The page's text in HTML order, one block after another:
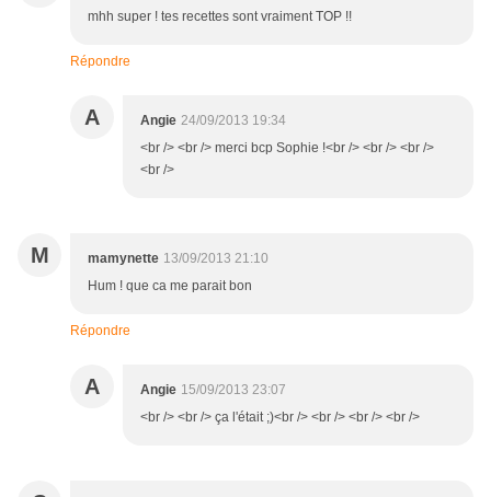
mhh super ! tes recettes sont vraiment TOP !!
Répondre
A Angie 24/09/2013 19:34
<br /> <br /> merci bcp Sophie !<br /> <br /> <br />
<br />
M mamynette 13/09/2013 21:10
Hum ! que ca me parait bon
Répondre
A Angie 15/09/2013 23:07
<br /> <br /> ça l'était ;)<br /> <br /> <br /> <br />